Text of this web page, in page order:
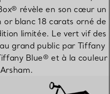
révèle en son cœur un
blanc 18 carats orné de
limitée. Le vert vif des
grand public par Tiffany
Blue® et à la couleur